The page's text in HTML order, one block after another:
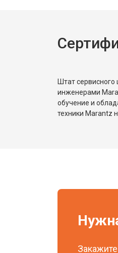
Штат
инженерами
обучение и
техники Marantz